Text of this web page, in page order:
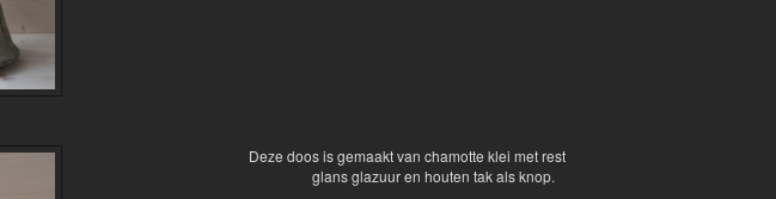
Deze doos is gemaakt van chamotte klei met rest
glans glazuur en houten tak als knop.